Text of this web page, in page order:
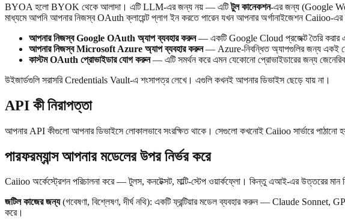
BYOA হলো BYOK থেকে আলাদা। এটি LLM-এর জন্য নয় — এটিটুল কানেকশন-এর জন্য (Google
মাধ্যমে আপনি আপনার নিজস্ব OAuth ক্লায়েন্ট প্লাগ ইন করতে পারেন যখন আপনার অর্গানাইজেশন Caiioo-এর
আপনার নিজস্ব Google OAuth অ্যাপ ব্যবহার করুন— একটি Google Cloud প্রজেক্ট তৈরি করার
আপনার নিজস্ব Microsoft Azure অ্যাপ ব্যবহার করুন— Azure-নিবন্ধিত অ্যাপগুলির জন্য একই
কাস্টম OAuth প্রোভাইডার যোগ করুন— এটি সমর্থন করে এমন যেকোনো প্রোভাইডারের জন্য
উইজার্ডগুলি সরাসরি Credentials Vault-এ শংসাপত্র লেখে। এগুলি কখনই আপনার ডিভাইস ছেড়ে যায় না।
API কী নিরাপত্তা
আপনার API কীগুলো আপনার ডিভাইসে লোকালভাবে সংরক্ষিত থাকে। সেগুলো কখনোই Caiioo সার্ভারে পাঠানো
পারফরম্যান্স আপনার মডেলের উপর নির্ভর করে
Caiioo অর্কেস্ট্রেশন পরিচালনা করে — টুলস, কনটেক্সট, মাল্টি-স্টেপ ওয়ার্কফ্লো। কিন্তু এআই-এর উত্তরের মান
জটিল কাজের জন্য(গবেষণা, বিশ্লেষণ, দীর্ঘ নথি): একটি ফ্রন্টিয়ার মডেল ব্যবহার করুন — Claude Sonnet,
করে।